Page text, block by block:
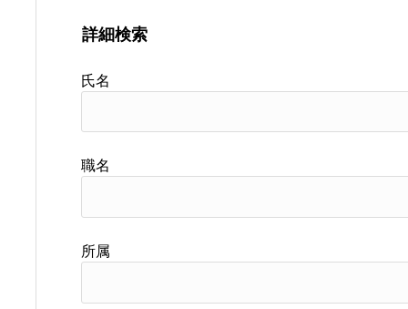
詳細検索
氏名
職名
所属